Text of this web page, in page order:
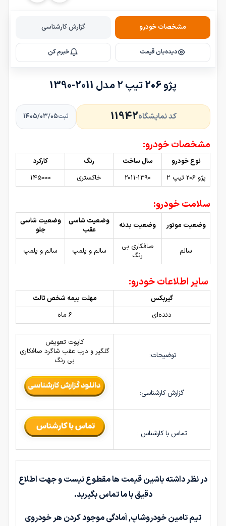
مشخصات خودرو گزارش کارشناسی
دیده‌بان قیمت خبرم کن
پژو 206 تیپ ۲ مدل 2011-1390
کد نمایشگاه11942 ثبت۱۴۰۵/۰۳/۰۵
مشخصات خودرو:
نوع خودرو سال ساخت رنگ
کارکرد
پژو 206 تیپ ۲
2011-1390 خاکستری 145000
سلامت خودرو:
وضعیت موتور وضعیت بدنه
وضعیت شاسی
عقب
وضعیت شاسی
جلو
سالم
صافکاری بی
رنگ
سالم و پلمپ سالم و پلمپ
سایر اطلاعات خودرو:
گیربکس
مهلت بیمه شخص ثالث
دنده‌ای
6 ماه
توضیحات:
کاپوت تعویض
گلگیر و درب عقب شاگرد صافکاری
بی رنگ
گزارش کارشناسی:
تماس با کارشناس :
در نظر داشته باشین قیمت ها مقطوع نیست و جهت اطلاع
دقیق با ما تماس بگیرید.
تیم تامین خودروشاپ, آمادگی موجود کردن هر خودروی